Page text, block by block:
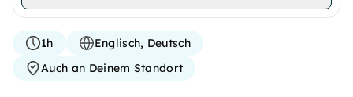
1h
Englisch, Deutsch
Auch an Deinem Standort